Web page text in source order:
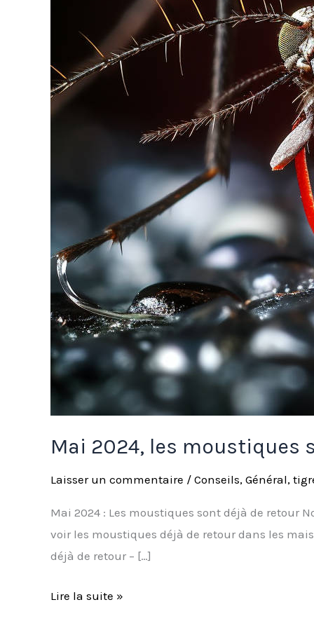
Mai 2024, les moustiques
Laisser un commentaire / Conseils, Général,
Mai 2024 : Les moustiques sont déjà de retour
voir les moustiques déjà de retour dans les
déjà de retour – […]
Lire la suite »